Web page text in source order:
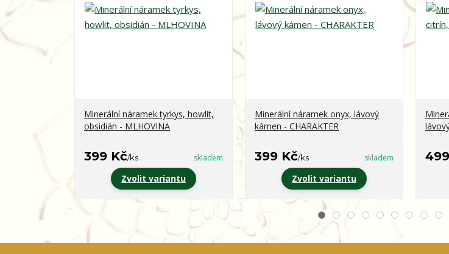
Minerální náramek tyrkys, howlit,
obsidián - MLHOVINA
399 Kč/ks skladem
Zvolit variantu
Minerální náramek onyx, lávový
kámen - CHARAKTER
399 Kč/ks skladem
Zvolit variantu